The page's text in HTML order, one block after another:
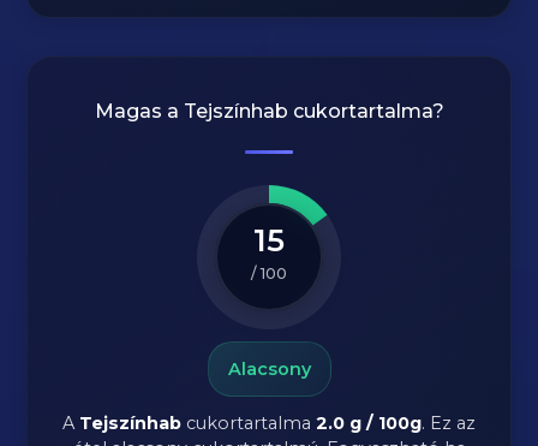
Magas a Tejszínhab cukortartalma?
15
/ 100
Alacsony
A Tejszínhab cukortartalma 2.0 g / 100g. Ez az